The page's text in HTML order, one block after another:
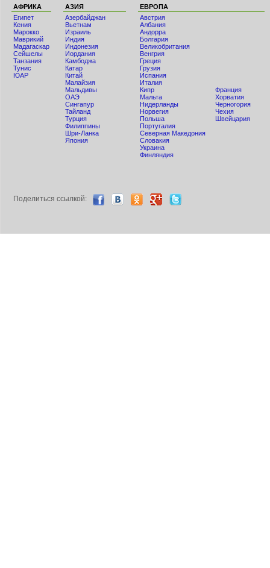
АФРИКА
Египет
Кения
Мaрокко
Маврикий
Мадагаскар
Сейшелы
Танзания
Тунис
ЮАР
АЗИЯ
Азербайджан
Вьетнам
Израиль
Индия
Индонезия
Иордания
Камбоджа
Катар
Китай
Малайзия
Мальдивы
ОАЭ
Сингапур
Тайланд
Турция
Филиппины
Шри-Ланка
Япония
ЕВРОПА
Австрия
Албания
Андорра
Болгария
Великобритания
Венгрия
Греция
Грузия
Испания
Италия
Кипр
Мальта
Нидерланды
Норвегия
Польша
Португалия
Северная Македония
Словакия
Украина
Финляндия
Франция
Хорватия
Черногория
Чехия
Швейцария
Поделиться ccылкой: